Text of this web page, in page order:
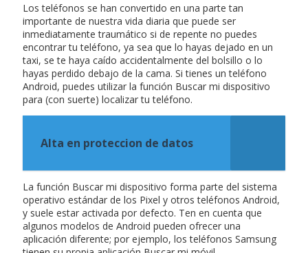
Los teléfonos se han convertido en una parte tan
importante de nuestra vida diaria que puede ser
inmediatamente traumático si de repente no puedes
encontrar tu teléfono, ya sea que lo hayas dejado en un
taxi, se te haya caído accidentalmente del bolsillo o lo
hayas perdido debajo de la cama. Si tienes un teléfono
Android, puedes utilizar la función Buscar mi dispositivo
para (con suerte) localizar tu teléfono.
Alta en proteccion de datos
La función Buscar mi dispositivo forma parte del sistema
operativo estándar de los Pixel y otros teléfonos Android,
y suele estar activada por defecto. Ten en cuenta que
algunos modelos de Android pueden ofrecer una
aplicación diferente; por ejemplo, los teléfonos Samsung